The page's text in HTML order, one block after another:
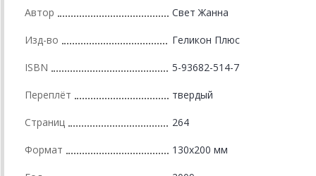
Автор Свет Жанна
Изд-во Геликон Плюс
ISBN 5-93682-514-7
Переплёт твердый
Страниц 264
Формат 130х200 мм